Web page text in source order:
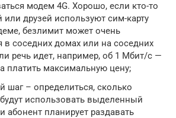
модем 4G. Хорошо, если кто-то
или друзей используют сим-карту
безлимит может очень
в соседних домах или на соседних
речь идет, например, об 1 Мбит/с —
платить максимальную цену;
шаг – определиться, сколько
использовать выделенный
абонент планирует раздавать